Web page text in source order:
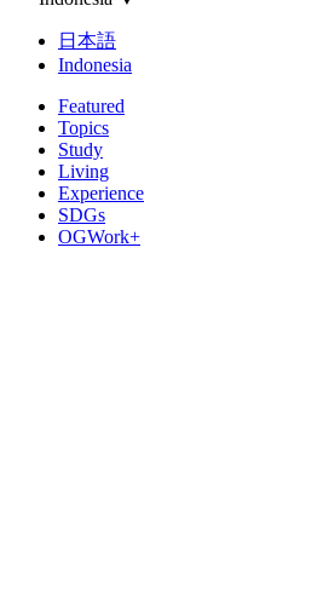
日本語
Indonesia
Featured
Topics
Study
Living
Experience
SDGs
OGWork+